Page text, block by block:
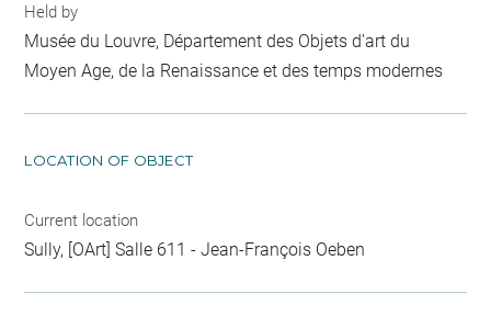
Held by
Musée du Louvre, Département des Objets d'art du
Moyen Age, de la Renaissance et des temps modernes
LOCATION OF OBJECT
Current location
Sully, [OArt] Salle 611 - Jean-François Oeben